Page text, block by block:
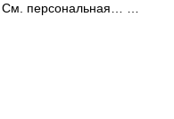
См. персональная… …